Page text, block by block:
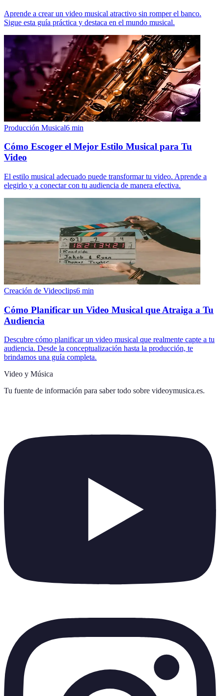
Aprende a crear un video musical atractivo sin romper el banco.
Sigue esta guía práctica y destaca en el mundo musical.
Producción Musical6 min
Cómo Escoger el Mejor Estilo Musical para Tu
Video
El estilo musical adecuado puede transformar tu video. Aprende a
elegirlo y a conectar con tu audiencia de manera efectiva.
Creación de Videoclips6 min
Cómo Planificar un Video Musical que Atraiga a Tu
Audiencia
Descubre cómo planificar un video musical que realmente capte a tu
audiencia. Desde la conceptualización hasta la producción, te
brindamos una guía completa.
Video y Música
Tu fuente de información para saber todo sobre videoymusica.es.